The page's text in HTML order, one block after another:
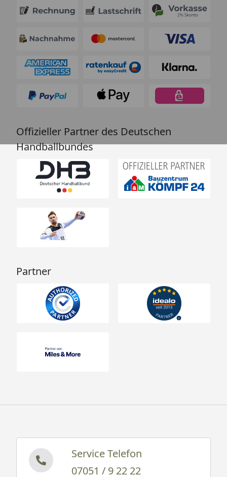
Offizieller Partner des Deutschen
Handballbundes
Partner
Service Telefon
07051 / 9 22 22